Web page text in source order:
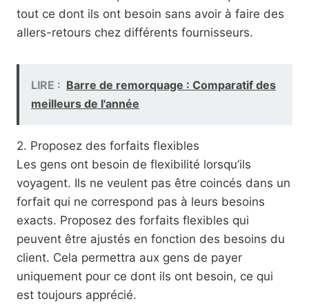
tout ce dont ils ont besoin sans avoir à faire des
allers-retours chez différents fournisseurs.
LIRE : Barre de remorquage : Comparatif des
meilleurs de l'année
2. Proposez des forfaits flexibles
Les gens ont besoin de flexibilité lorsqu’ils
voyagent. Ils ne veulent pas être coincés dans un
forfait qui ne correspond pas à leurs besoins
exacts. Proposez des forfaits flexibles qui
peuvent être ajustés en fonction des besoins du
client. Cela permettra aux gens de payer
uniquement pour ce dont ils ont besoin, ce qui
est toujours apprécié.